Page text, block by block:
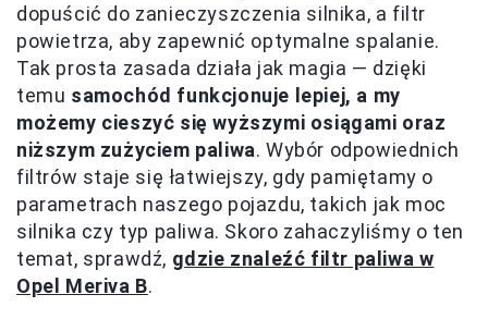
dopuścić do zanieczyszczenia silnika, a filtr
powietrza, aby zapewnić optymalne spalanie.
Tak prosta zasada działa jak magia — dzięki
temu samochód funkcjonuje lepiej, a my
możemy cieszyć się wyższymi osiągami oraz
niższym zużyciem paliwa. Wybór odpowiednich
filtrów staje się łatwiejszy, gdy pamiętamy o
parametrach naszego pojazdu, takich jak moc
silnika czy typ paliwa. Skoro zahaczyliśmy o ten
temat, sprawdź, gdzie znaleźć filtr paliwa w
Opel Meriva B.